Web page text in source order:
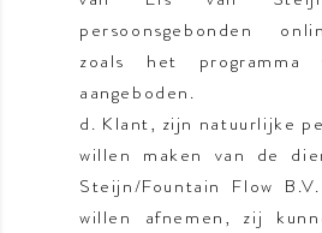
persoonsgebonden
zoals het
aangeboden.
d. Klant, zijn natuurlijke
willen maken van de
Steijn/Fountain Flow
willen afnemen, zij